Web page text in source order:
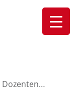
Dozenten…